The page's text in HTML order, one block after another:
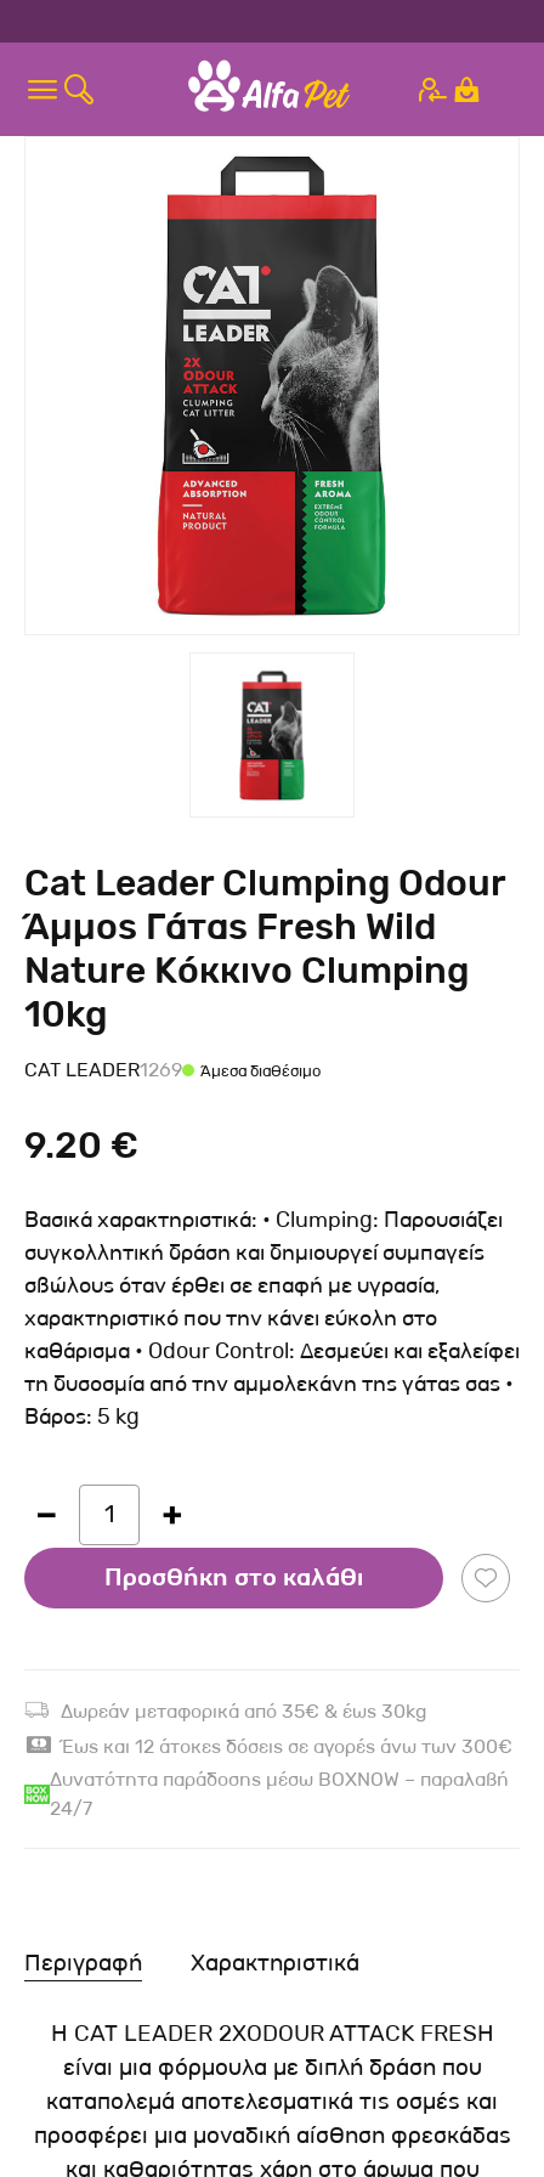
Cat Leader Clumping Odour
Άμμος Γάτας Fresh Wild
Nature Κόκκινο Clumping
10kg
CAT LEADER1269 Άμεσα διαθέσιμο
9.20 €
Βασικά χαρακτηριστικά: • Clumping: Παρουσιάζει
συγκολλητική δράση και δημιουργεί συμπαγείς
σβώλους όταν έρθει σε επαφή με υγρασία,
χαρακτηριστικό που την κάνει εύκολη στο
καθάρισμα • Odour Control: Δεσμεύει και εξαλείφει
τη δυσοσμία από την αμμολεκάνη της γάτας σας •
Βάρος: 5 kg
1
Προσθήκη στο καλάθι
Δωρεάν μεταφορικά από 35€ & έως 30kg
Έως και 12 άτοκες δόσεις σε αγορές άνω των 300€
Δυνατότητα παράδοσης μέσω BOXNOW – παραλαβή
24/7
Περιγραφή Χαρακτηριστικά
Η CAT LEADER 2XODOUR ATTACK FRESH
είναι μια φόρμουλα με διπλή δράση που
καταπολεμά αποτελεσματικά τις οσμές και
προσφέρει μια μοναδική αίσθηση φρεσκάδας
και καθαριότητας χάρη στο άρωμα που